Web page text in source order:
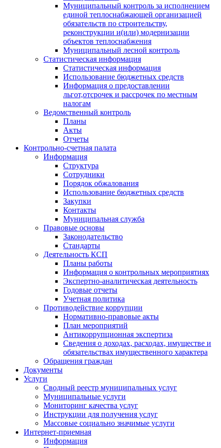
Муниципальный контроль за исполнением
единой теплоснабжающей организацией
обязательств по строительству,
реконструкции и(или) модернизации
объектов теплоснабжения
Муниципальный лесной контроль
Статистическая информация
Статистическая информация
Использование бюджетных средств
Информация о предоставлении
льгот,отсрочек и рассрочек по местным
налогам
Ведомственный контроль
Планы
Акты
Отчеты
Контрольно-счетная палата
Информация
Структура
Сотрудники
Порядок обжалования
Использование бюджетных средств
Закупки
Контакты
Муниципальная служба
Правовые основы
Законодательство
Стандарты
Деятельность КСП
Планы работы
Информация о контрольных мероприятиях
Экспертно-аналитическая деятельность
Годовые отчеты
Учетная политика
Противодействие коррупции
Нормативно-правовые акты
План мероприятий
Антикоррупционная экспертиза
Сведения о доходах, расходах, имуществе и
обязательствах имущественного характера
Обращения граждан
Документы
Услуги
Сводный реестр муниципальных услуг
Муниципальные услуги
Мониторинг качества услуг
Инструкции для получения услуг
Массовые социально значимые услуги
Интернет-приемная
Информация